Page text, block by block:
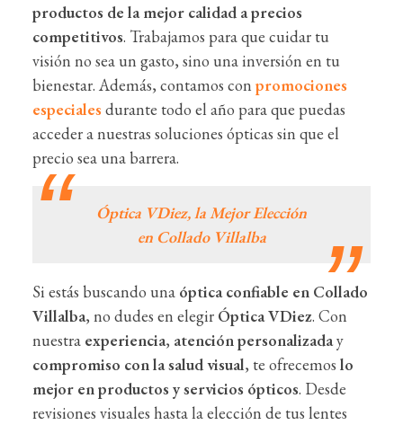
productos de la mejor calidad a precios
competitivos. Trabajamos para que cuidar tu
visión no sea un gasto, sino una inversión en tu
bienestar. Además, contamos con promociones
especialesdurante todo el año para que puedas
acceder a nuestras soluciones ópticas sin que el
precio sea una barrera.
Óptica VDiez, la Mejor Elección
en Collado Villalba
Si estás buscando una óptica confiable en Collado
Villalba, no dudes en elegir Óptica VDiez. Con
nuestra experiencia, atención personalizaday
compromiso con la salud visual, te ofrecemos lo
mejor en productos y servicios ópticos. Desde
revisiones visuales hasta la elección de tus lentes